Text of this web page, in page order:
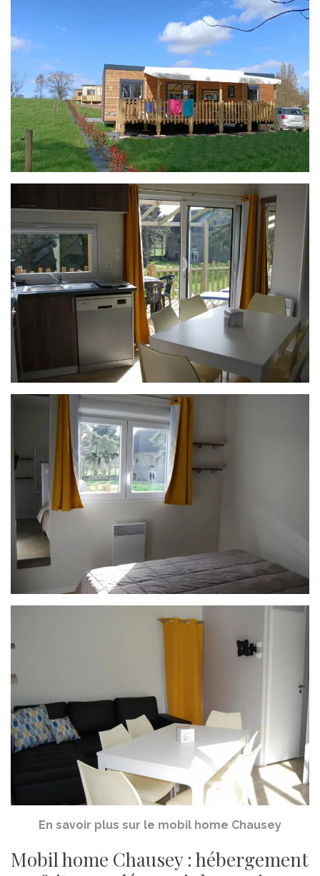
En savoir plus sur le mobil home Chausey
Mobil home Chausey : hébergement